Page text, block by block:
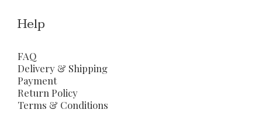
Help
FAQ
Delivery & Shipping
Payment
Return Policy
Terms & Conditions